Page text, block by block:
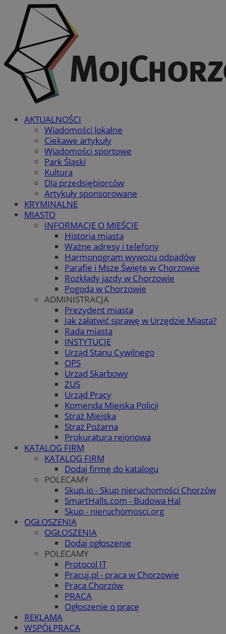
AKTUALNOŚCI
Wiadomości lokalne
Ciekawe artykuły
Wiadomości sportowe
Park Śląski
Kultura
Dla przedsiębiorców
Artykuły sponsorowane
KRYMINALNE
MIASTO
INFORMACJE O MIEŚCIE
Historia miasta
Ważne adresy i telefony
Harmonogram wywozu odpadów
Parafie i Msze Święte w Chorzowie
Rozkłady jazdy w Chorzowie
Pogoda w Chorzowie
ADMINISTRACJA
Prezydent miasta
Jak załatwić sprawę w Urzędzie Miasta?
Rada miasta
INSTYTUCJE
Urząd Stanu Cywilnego
OPS
Urząd Skarbowy
ZUS
Urząd Pracy
Komenda Miejska Policji
Straż Miejska
Straż Pożarna
Prokuratura rejonowa
KATALOG FIRM
KATALOG FIRM
Dodaj firmę do katalogu
POLECAMY
Skup.io - Skup nieruchomości Chorzów
SmartHalls.com - Budowa Hal
Skup - nieruchomosci.org
OGŁOSZENIA
OGŁOSZENIA
Dodaj ogłoszenie
POLECAMY
Protocol IT
Pracuj.pl - praca w Chorzowie
Praca Chorzów
PRACA
Ogłoszenie o pracę
REKLAMA
WSPÓŁPRACA